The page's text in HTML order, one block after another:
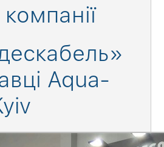
Aqua-